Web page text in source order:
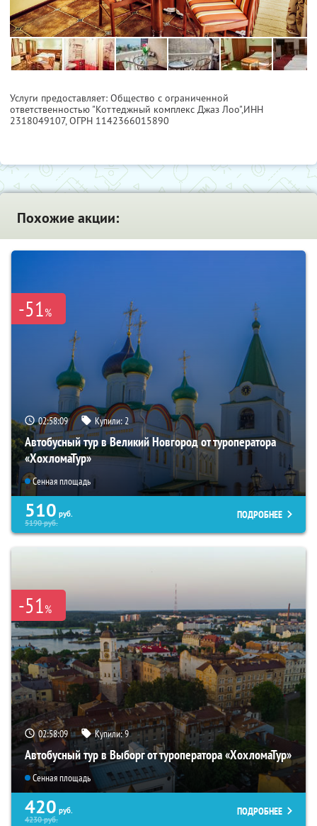
Услуги предоставляет: Общество с ограниченной
ответственностью "Коттеджный комплекс Джаз Лоо",ИНН
2318049107, ОГРН 1142366015890
Похожие акции:
-51%
02:58:08 Купили:2
Автобусный тур в Великий Новгород от туроператора
«ХохломаТур»
Сенная площадь
510 руб.
5190руб.
ПОДРОБНЕЕ
-51%
02:58:08 Купили:9
Автобусный тур в Выборг от туроператора «ХохломаТур»
Сенная площадь
420 руб.
4230руб.
ПОДРОБНЕЕ